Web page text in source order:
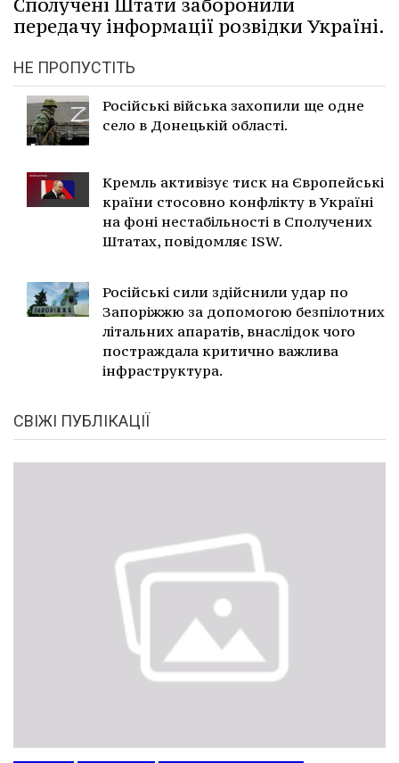
передачу інформації розвідки Україні.
НЕ ПРОПУСТІТЬ
Російські війська захопили ще одне
село в Донецькій області.
Кремль активізує тиск на Європейські
країни стосовно конфлікту в Україні
на фоні нестабільності в Сполучених
Штатах, повідомляє ISW.
Російські сили здійснили удар по
Запоріжжю за допомогою безпілотних
літальних апаратів, внаслідок чого
постраждала критично важлива
інфраструктура.
СВІЖІ ПУБЛІКАЦІЇ